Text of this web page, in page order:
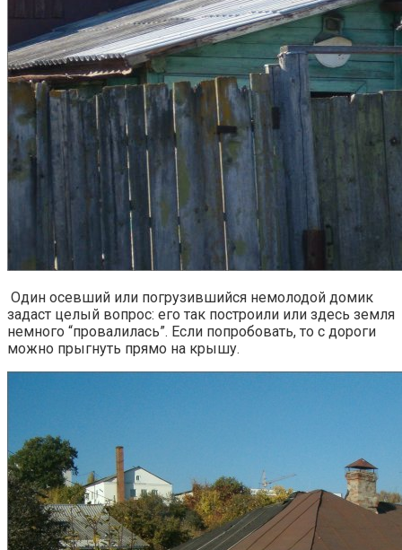
Один осевший или погрузившийся немолодой домик
задаст целый вопрос: его так построили или здесь земля
немного “провалилась”. Если попробовать, то с дороги
можно прыгнуть прямо на крышу.